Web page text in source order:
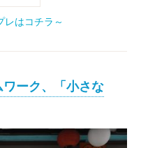
レはコチラ～
ーク、「小さな